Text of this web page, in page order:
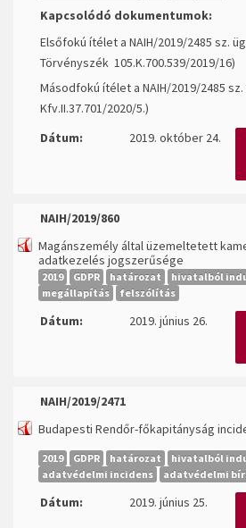
Kapcsolódó dokumentumok:
Elsőfokú ítélet a NAIH/2019/2485 sz.
Törvényszék 105.K.700.539/2019/16)
Másodfokú ítélet a NAIH/2019/2485
Kfv.II.37.701/2020/5.)
Dátum:
2019. október 24.
NAIH/2019/860
Magánszemély által üzemeltetett
adatkezelés jogszerűsége
2019 GDPR határozat hivatalból
megállapítás
felszólítás
Dátum:
2019. június 26.
NAIH/2019/2471
Budapesti Rendőr-főkapitányság
2019 GDPR határozat
hivatalból
adatvédelmi incidens
adatvédelmi
Dátum:
2019. június 25.